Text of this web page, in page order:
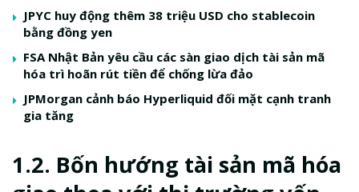
JPYC huy động thêm 38 triệu USD cho stablecoin
bằng đồng yen
FSA Nhật Bản yêu cầu các sàn giao dịch tài sản mã
hóa trì hoãn rút tiền để chống lừa đảo
JPMorgan cảnh báo Hyperliquid đối mặt cạnh tranh
gia tăng
1.2. Bốn hướng tài sản mã hóa